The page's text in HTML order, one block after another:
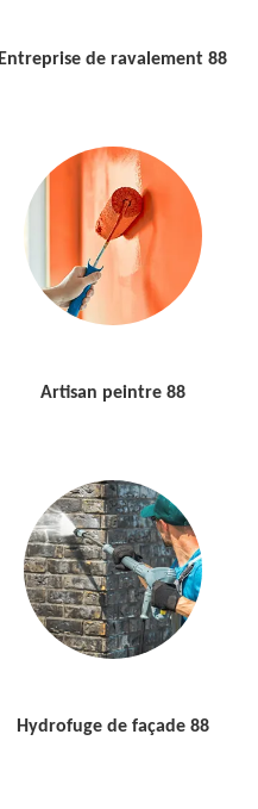
Entreprise de ravalement 88
Artisan peintre 88
Hydrofuge de façade 88